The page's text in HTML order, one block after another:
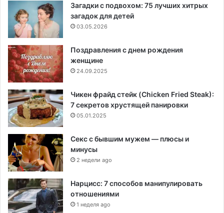
Загадки с подвохом: 75 лучших хитрых
загадок для детей
03.05.2026
Поздравления с днем рождения
женщине
24.09.2025
Чикен фрайд стейк (Chicken Fried Steak):
7 секретов хрустящей панировки
05.01.2025
Секс с бывшим мужем — плюсы и
минусы
2 недели ago
Нарцисс: 7 способов манипулировать
отношениями
1 неделя ago